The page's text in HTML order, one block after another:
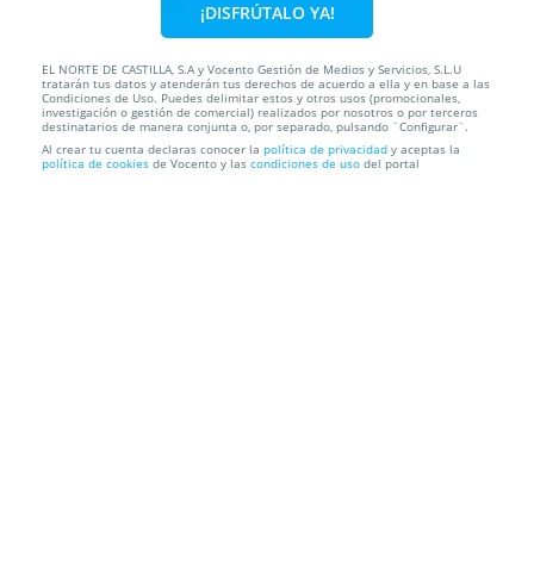
75% 39,95€ 9,99€
Desinfección con ozono para coche con opciones
de lavado y p...
Total Detailing Valladolid C/ Villanubla, 42, 47009. Valladolid.
¡DISFRÚTALO YA!
EL NORTE DE CASTILLA, S.A y Vocento Gestión de Medios y Servicios, S.L.U
tratarán tus datos y atenderán tus derechos de acuerdo a ella y en base a las
Condiciones de Uso. Puedes delimitar estos y otros usos (promocionales,
investigación o gestión de comercial) realizados por nosotros o por terceros
destinatarios de manera conjunta o, por separado, pulsando ¨Configurar¨.
Al crear tu cuenta declaras conocer la política de privacidad y aceptas la
política de cookies de Vocento y las condiciones de uso del portal